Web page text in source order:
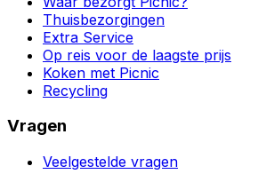
Thuisbezorgingen
Extra Service
Op reis voor de laagste prijs
Koken met Picnic
Recycling
Vragen
Veelgestelde vragen